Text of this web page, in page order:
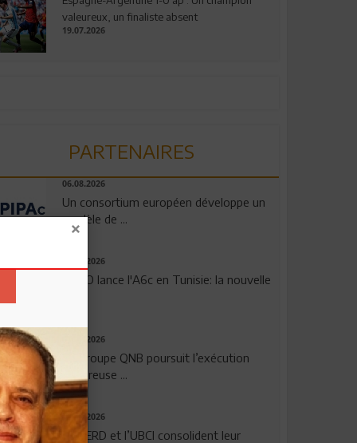
valeureux, un finaliste absent
19.07.2026
PARTENAIRES
06.08.2026
Un consortium européen développe un
modèle de ...
04.08.2026
OPPO lance l'A6c en Tunisie: la nouvelle
29.07.2026
Le Groupe QNB poursuit l’exécution
rigoureuse ...
24.07.2026
La BERD et l’UBCI consolident leur